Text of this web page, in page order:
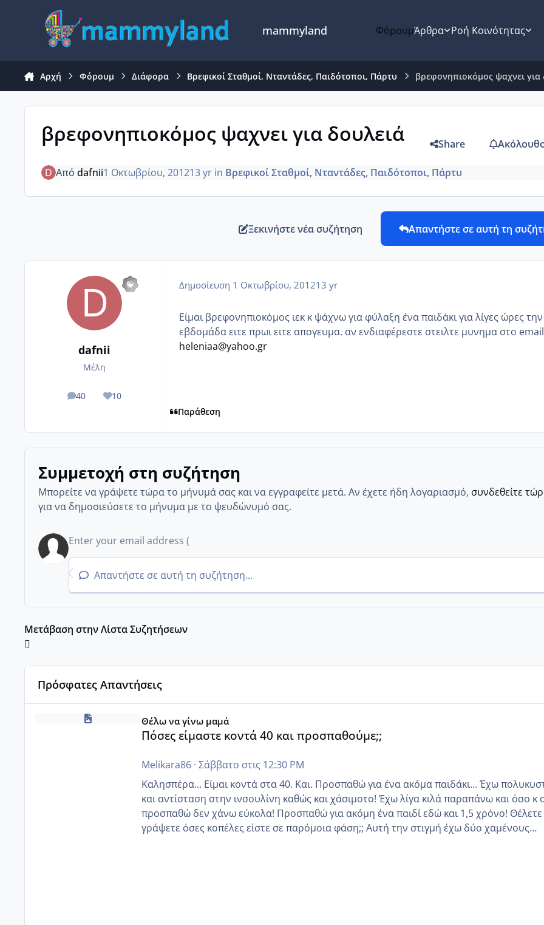
Μετάβαση σε περιεχόμενο
mammyland ΦόρουμΆρθρα Ροή Κοινότητας
Αρχή Φόρουμ Διάφορα Βρεφικοί Σταθμοί, Νταντάδες, Παιδότοποι, Πάρτυ βρεφονηπιοκόμος ψαχνει για
βρεφονηπιοκόμος ψαχνει για δουλειά Share
Απόdafnii1 Οκτωβρίου, 201213 yr in Βρεφικοί Σταθμοί, Νταντάδες, Παιδότοποι, Πάρτυ
Ξεκινήστε νέα συζήτηση Απαντήστε σε αυτή τη
dafnii
Μέλη
40
posts 10
Reputation
Δημοσίευση 1 Οκτωβρίου, 201213 yr
Είμαι βρεφονηπιοκόμος ιεκ κ ψάχνω για φύλαξη ένα παιδάκι για λίγες ώρες την
εβδομάδα ειτε πρωι ειτε απογευμα. αν ενδιαφέρεστε στειλτε μυνημα στο
heleniaa@yahoo.gr
Παράθεση
Συμμετοχή στη συζήτηση
Μπορείτε να γράψετε τώρα το μήνυμά σας και να εγγραφείτε μετά. Αν έχετε ήδη λογαριασμό, συνδεθείτε
για να δημοσιεύσετε το μήνυμα με το ψευδώνυμό σας.
Απαντήστε σε αυτή τη συζήτηση...
Μετάβαση στην Λίστα Συζητήσεων
Πρόσφατες Απαντήσεις
Πόσες είμαστε κοντά 40 και προσπαθούμε;;
Θέλω να γίνω μαμά
Πόσες είμαστε κοντά 40 και προσπαθούμε;;
Melikara86· Σάββατο στις 12:30 PM
Καλησπέρα... Είμαι κοντά στα 40. Και. Προσπαθώ για ένα ακόμα παιδάκι... Έχω πολυκυστικές
και αντίσταση στην ινσουλίνη καθώς και χάσιμοτο! Έχω λίγα κιλά παραπάνω και όσο κ
προσπαθώ δεν χάνω εύκολα! Προσπαθώ για ακόμη ένα παιδί εδώ και 1,5 χρόνο! Θέλετε να
γράψετε όσες κοπέλες είστε σε παρόμοια φάση;; Αυτή την στιγμή έχω δύο χαμένους